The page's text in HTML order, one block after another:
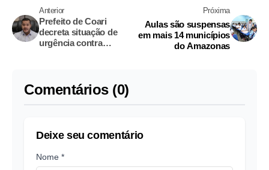
Anterior
Prefeito de Coari
decreta situação de
urgência contra
Próxima
Aulas são suspensas
em mais 14 municípios
do Amazonas
Comentários (0)
Deixe seu comentário
Nome *